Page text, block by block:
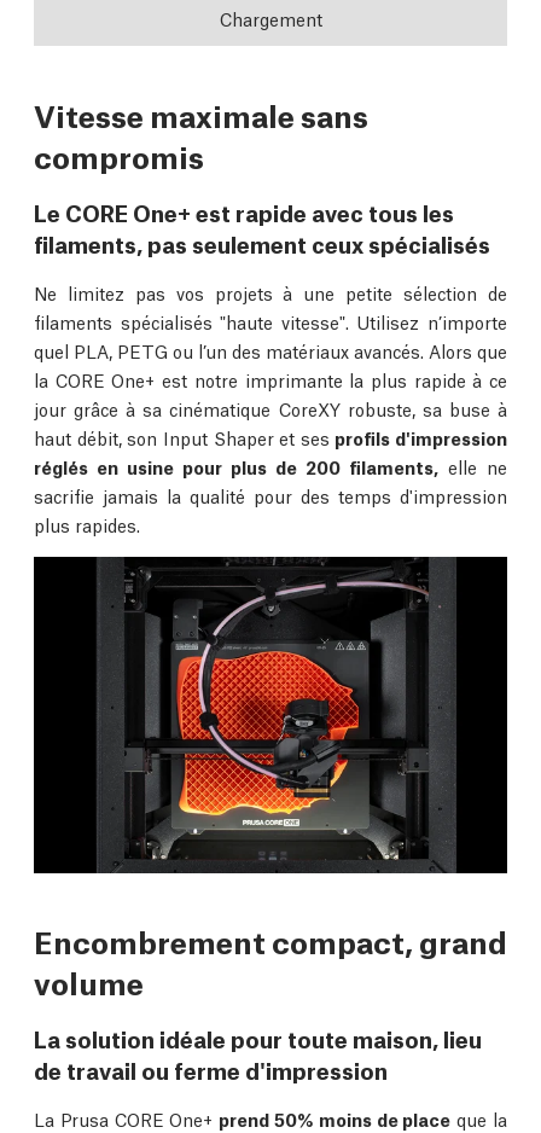
Chargement
Vitesse maximale sans
compromis
Le CORE One+ est rapide avec tous les
filaments, pas seulement ceux spécialisés
Ne limitez pas vos projets à une petite sélection de
filaments spécialisés "haute vitesse". Utilisez n’importe
quel PLA, PETG ou l’un des matériaux avancés. Alors que
la CORE One+ est notre imprimante la plus rapide à ce
jour grâce à sa cinématique CoreXY robuste, sa buse à
haut débit, son Input Shaper et ses profils d'impression
réglés en usine pour plus de 200 filaments, elle ne
sacrifie jamais la qualité pour des temps d'impression
plus rapides.
Encombrement compact, grand
volume
La solution idéale pour toute maison, lieu
de travail ou ferme d'impression
La Prusa CORE One+ prend 50% moins de place que la